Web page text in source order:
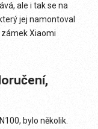
ale i tak se na
jej namontoval
Xiaomi
bylo několik.